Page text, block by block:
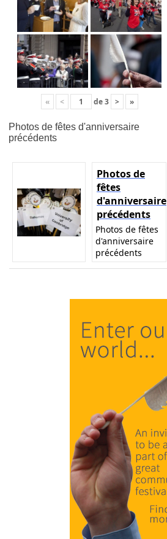
« < de3 > »
Photos de fêtes d'anniversaire
précédents
Photos de
fêtes
d'anniversaire
précédents
Photos de fêtes
d'anniversaire
précédents